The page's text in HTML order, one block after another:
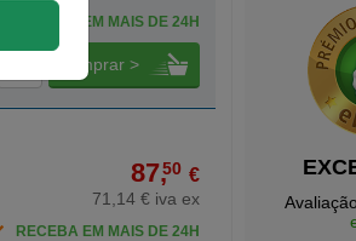
RECEBA EM MAIS DE 24H
comprar >
87,50 €
71,14 € iva ex
RECEBA EM MAIS DE 24H